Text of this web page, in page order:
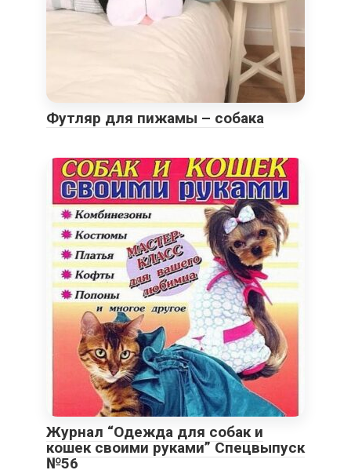
Футляр для пижамы – собака
Журнал “Одежда для собак и
кошек своими руками” Спецвыпуск
№56